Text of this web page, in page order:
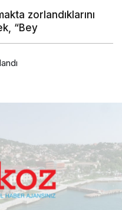
zorlandıklarını
“Bey